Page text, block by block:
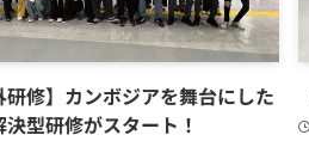
研修】カンボジアを舞台にした
型研修がスタート！